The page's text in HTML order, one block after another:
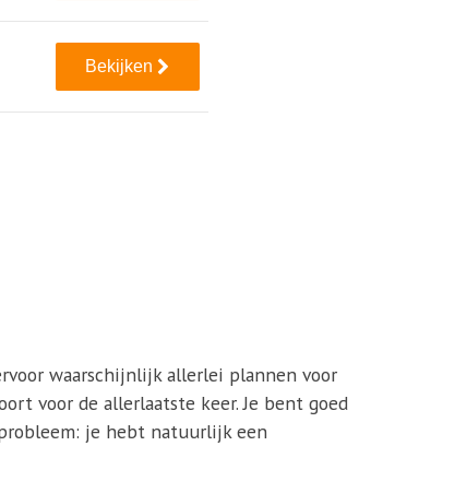
Bekijken
waarschijnlijk allerlei plannen voor
voor de allerlaatste keer. Je bent goed
je hebt natuurlijk een